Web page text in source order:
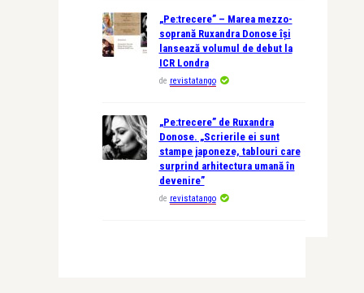
„Pe:trecere” – Marea mezzo-
soprană Ruxandra Donose își
lansează volumul de debut la
ICR Londra
de revistatango
„Pe:trecere” de Ruxandra
Donose. „Scrierile ei sunt
stampe japoneze, tablouri care
surprind arhitectura umană în
devenire”
de revistatango